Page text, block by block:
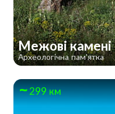
Межові камені
Археологічна пам'ятка
299 км